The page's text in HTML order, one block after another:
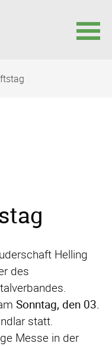
Helling
des
Sonntag, den 03.
statt.
Messe in der